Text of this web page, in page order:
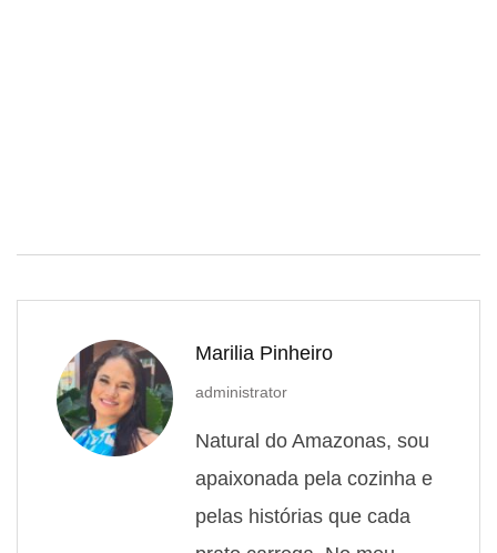
Marilia Pinheiro
administrator
Natural do Amazonas, sou
apaixonada pela cozinha e
pelas histórias que cada